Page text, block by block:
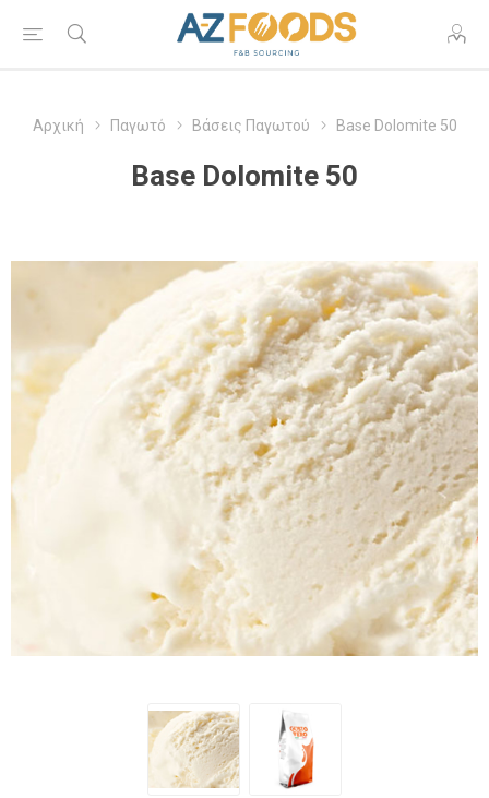
Αρχική Παγωτό Βάσεις Παγωτού Base Dolomite 50
Base Dolomite 50